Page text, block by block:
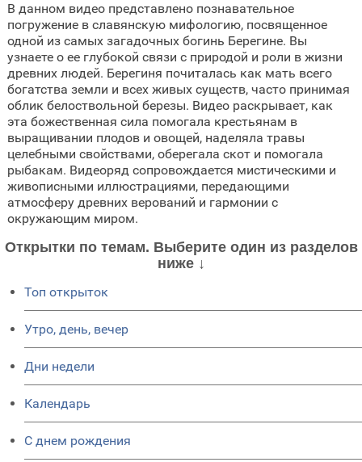
В данном видео представлено познавательное
погружение в славянскую мифологию, посвященное
одной из самых загадочных богинь Берегине. Вы
узнаете о ее глубокой связи с природой и роли в жизни
древних людей. Берегиня почиталась как мать всего
богатства земли и всех живых существ, часто принимая
облик белоствольной березы. Видео раскрывает, как
эта божественная сила помогала крестьянам в
выращивании плодов и овощей, наделяла травы
целебными свойствами, оберегала скот и помогала
рыбакам. Видеоряд сопровождается мистическими и
живописными иллюстрациями, передающими
атмосферу древних верований и гармонии с
окружающим миром.
Открытки по темам. Выберите один из разделов
ниже ↓
Топ открыток
Утро, день, вечер
Дни недели
Календарь
C днем рождения